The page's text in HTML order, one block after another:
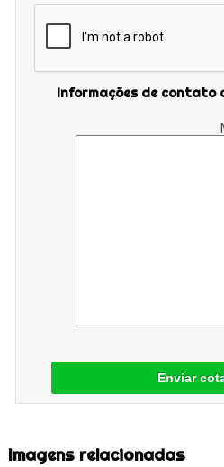
Informações de contato
Enviar
Imagens relacionadas